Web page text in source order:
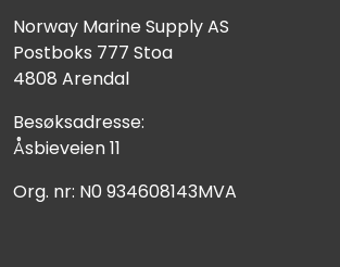
Norway Marine Supply AS
Postboks 777 Stoa
4808 Arendal
Besøksadresse:
Åsbieveien 11
Org. nr: N0 934608143MVA